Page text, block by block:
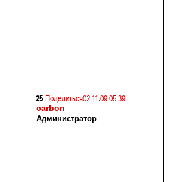
Поделиться
25
02.11.09 05:39
carbon
Администратор